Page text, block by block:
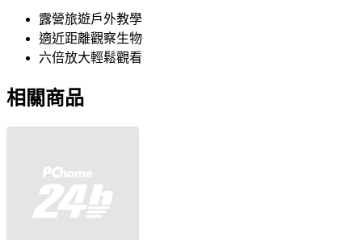
露營旅遊戶外教學
適近距離觀察生物
六倍放大輕鬆觀看
相關商品